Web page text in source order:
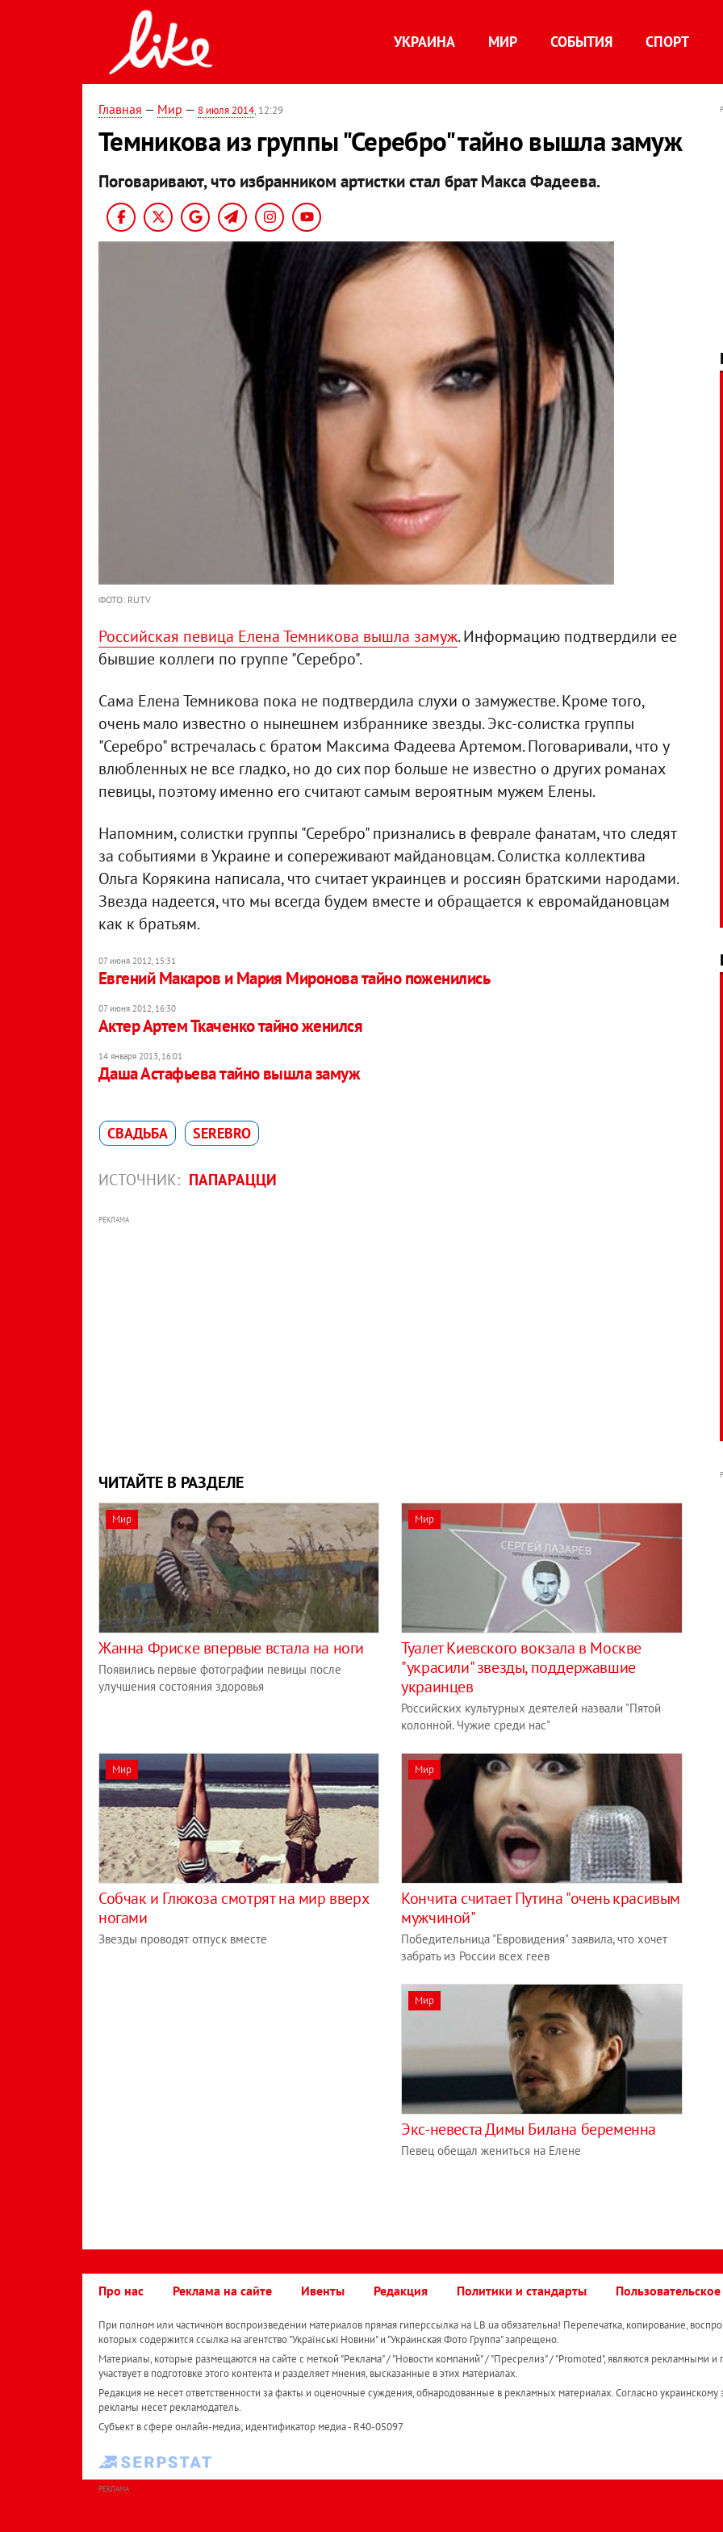
УКРАИНА МИР СОБЫТИЯ СПОРТ
Главная — Мир — 8 июля 2014, 12:29
Темникова из группы "Серебро" тайно вышла замуж
Поговаривают, что избранником артистки стал брат Макса Фадеева.
ФОТО: RUTV
Российская певица Елена Темникова вышла замуж. Информацию подтвердили ее
бывшие коллеги по группе "Серебро".
Сама Елена Темникова пока не подтвердила слухи о замужестве. Кроме того,
очень мало известно о нынешнем избраннике звезды. Экс-солистка группы
"Серебро" встречалась с братом Максима Фадеева Артемом. Поговаривали, что у
влюбленных не все гладко, но до сих пор больше не известно о других романах
певицы, поэтому именно его считают самым вероятным мужем Елены.
Напомним, солистки группы "Серебро" признались в феврале фанатам, что следят
за событиями в Украине и сопереживают майдановцам. Солистка коллектива
Ольга Корякина написала, что считает украинцев и россиян братскими народами.
Звезда надеется, что мы всегда будем вместе и обращается к евромайдановцам
как к братьям.
07 июня 2012, 15:31
Евгений Макаров и Мария Миронова тайно поженились
07 июня 2012, 16:30
Актер Артем Ткаченко тайно женился
14 января 2013, 16:01
Даша Астафьева тайно вышла замуж
СВАДЬБА SEREBRO
ИСТОЧНИК: ПАПАРАЦЦИ
РЕКЛАМА
ЧИТАЙТЕ В РАЗДЕЛЕ
Мир
Жанна Фриске впервые встала на ноги
Появились первые фотографии певицы после
улучшения состояния здоровья
Мир
Туалет Киевского вокзала в Москве
"украсили" звезды, поддержавшие
украинцев
Российских культурных деятелей назвали "Пятой
колонной. Чужие среди нас"
Мир
Собчак и Глюкоза смотрят на мир вверх
ногами
Звезды проводят отпуск вместе
Мир
Кончита считает Путина "очень красивым
мужчиной"
Победительница "Евровидения" заявила, что хочет
забрать из России всех геев
Мир
Экс-невеста Димы Билана беременна
Певец обещал жениться на Елене
Про нас Реклама на сайте Ивенты Редакция Политики и стандарты
При полном или частичном воспроизведении материалов прямая гиперссылка на LB.ua обязательна! Перепечатка, копирование,
которых содержится ссылка на агентство "Українськi Новини" и "Украинская Фото Группа" запрещено.
Материалы, которые размещаются на сайте с меткой "Реклама" / "Новости компаний" / "Пресрелиз" / "Promoted", являются рекламными и
участвует в подготовке этого контента и разделяет мнения, высказанные в этих материалах.
Редакция не несет ответственности за факты и оценочные суждения, обнародованные в рекламных материалах. Согласно украинскому
рекламы несет рекламодатель.
Субъект в сфере онлайн-медиа; идентификатор медиа - R40-05097
РЕКЛАМА